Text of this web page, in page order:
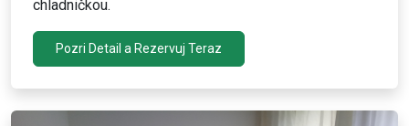
chladničkou.
Pozri Detail a Rezervuj Teraz